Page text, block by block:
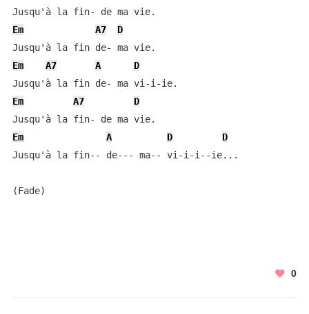
Em
A7
D
Em
A7 A
D
Em
A7
D
Em
A D
D
Jusqu'à la fin-- de--- ma-- vi-i-i--ie...
(Fade)
0